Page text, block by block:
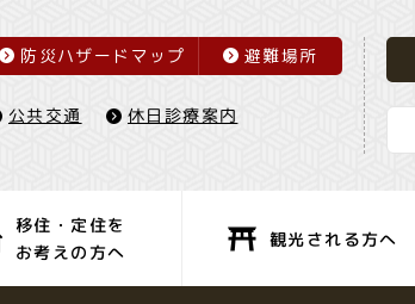
防災ハザードマップ 避難場所
公共交通 休日診療案内
移住・定住を
お考えの方へ
観光される方へ